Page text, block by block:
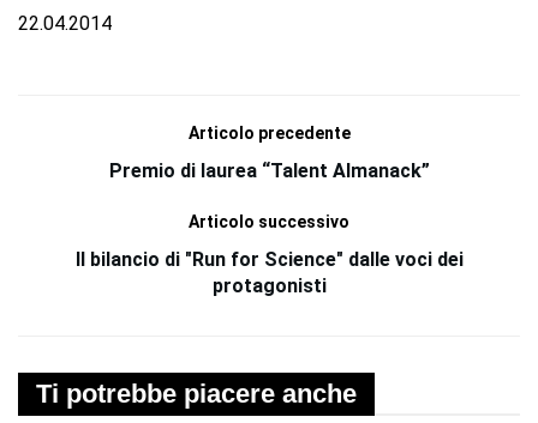
22.04.2014
Articolo precedente
Premio di laurea “Talent Almanack”
Articolo successivo
Il bilancio di "Run for Science" dalle voci dei
protagonisti
Ti potrebbe piacere anche